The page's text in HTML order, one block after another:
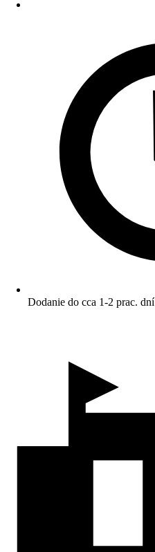
Dodanie do cca 1-2 prac. dní